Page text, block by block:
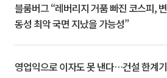
블룸버그 “레버리지 거품 빠진 코스피, 변
동성 최악 국면 지났을 가능성”
영업익으로 이자도 못 낸다…건설 한계기